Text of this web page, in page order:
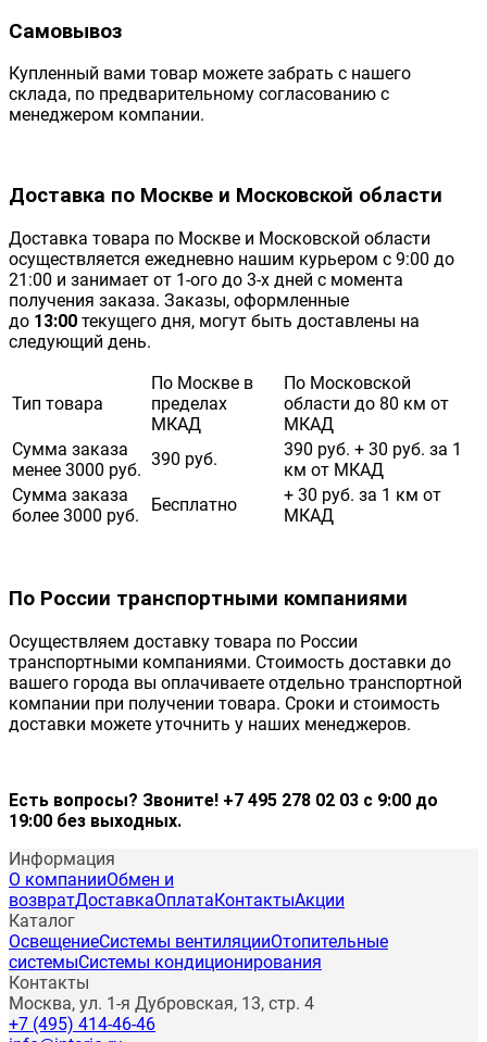
Самовывоз
Купленный вами товар можете забрать с нашего
склада, по предварительному согласованию с
менеджером компании.
Доставка по Москве и Московской области
Доставка товара по Москве и Московской области
осуществляется ежедневно нашим курьером с 9:00 до
21:00 и занимает от 1-ого до 3-х дней с момента
получения заказа. Заказы, оформленные
до 13:00 текущего дня, могут быть доставлены на
следующий день.
Тип товара
По Москве в
пределах
МКАД
По Московской
области до 80 км от
МКАД
Сумма заказа
менее 3000 руб.
390 руб.
390 руб. + 30 руб. за 1
км от МКАД
Сумма заказа
более 3000 руб.
Бесплатно
+ 30 руб. за 1 км от
МКАД
По России транспортными компаниями
Осуществляем доставку товара по России
транспортными компаниями. Стоимость доставки до
вашего города вы оплачиваете отдельно транспортной
компании при получении товара. Сроки и стоимость
доставки можете уточнить у наших менеджеров.
Есть вопросы? Звоните! +7 495 278 02 03 с 9:00 до
19:00 без выходных.
Информация
О компанииОбмен и
возвратДоставкаОплата КонтактыАкции
Каталог
ОсвещениеСистемы вентиляцииОтопительные
системыСистемы кондиционирования
Контакты
Москва, ул. 1-я Дубровская, 13, стр. 4
+7 (495) 414-46-46